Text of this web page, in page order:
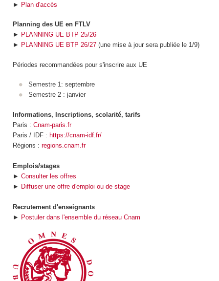
► Plan d'accès
Planning des UE en FTLV
► PLANNING UE BTP 25/26
► PLANNING UE BTP 26/27(une mise à jour sera publiée le 1/9)
Périodes recommandées pour s'inscrire aux UE
Semestre 1: septembre
Semestre 2 : janvier
Informations, Inscriptions, scolarité, tarifs
Paris : Cnam-paris.fr
Paris / IDF : https://cnam-idf.fr/
Régions : regions.cnam.fr
Emplois/stages
► Consulter les offres
► Diffuser une offre d'emploi ou de stage
Recrutement d'enseignants
► Postuler dans l'ensemble du réseau Cnam